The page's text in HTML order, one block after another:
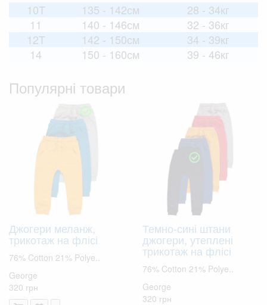
10T
135 - 142см
28 - 34кг
11
140 - 146см
32 - 36кг
12T
142 - 150см
34 - 39кг
14
150 - 160см 39 - 46кг
Популярні товари
Джогери меланж,
трикотаж на флісі
76% Cotton 21% Polye..
George
320 грн
Темно-сині штани
джогери, утеплені
трикотаж на флісі
76% Cotton 21% Polye..
George
320 грн